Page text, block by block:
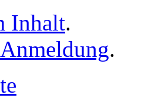
Inhalt.
.